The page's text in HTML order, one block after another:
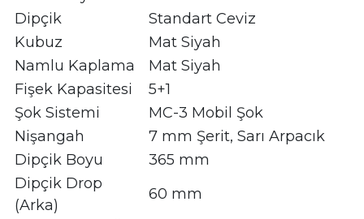
Dipçik
Standart Ceviz
Kubuz
Mat Siyah
Namlu Kaplama
Mat Siyah
Fişek Kapasitesi
5+1
Şok Sistemi
MC-3 Mobil Şok
Nişangah
7 mm Şerit, Sarı Arpacık
Dipçik Boyu
365 mm
Dipçik Drop
(Arka)
60 mm